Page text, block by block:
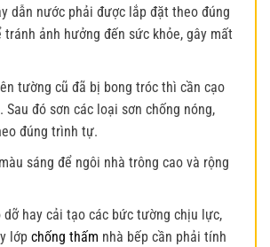
dẫn nước phải được lắp đặt theo đúng
ảnh hưởng đến sức khỏe, gây mất
tường cũ đã bị bong tróc thì cần cạo
Sau đó sơn các loại sơn chống nóng,
đúng trình tự.
sáng để ngôi nhà trông cao và rộng
dỡ hay cải tạo các bức tường chịu lực,
lớp chống thấm nhà bếp cần phải tính